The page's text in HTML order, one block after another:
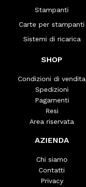
Stampanti
Carte per stampanti
Sistemi di ricarica
SHOP
Condizioni di vendita
Spedizioni
Pagamenti
Resi
Area riservata
AZIENDA
Chi siamo
Contatti
Privacy